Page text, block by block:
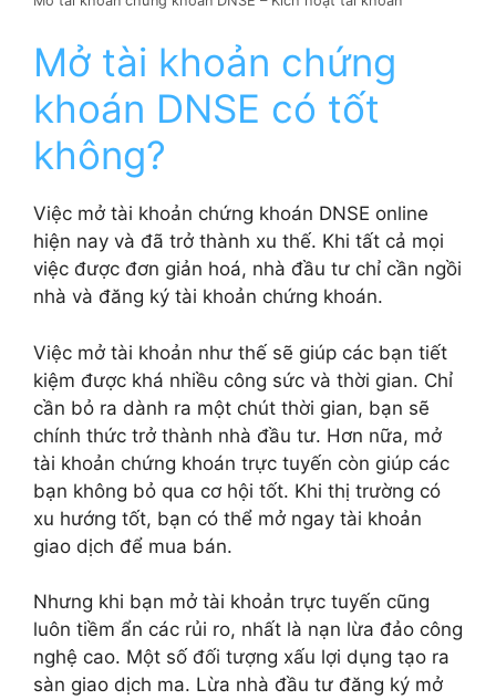
Mở tài khoản chứng
khoán DNSE có tốt
không?
Việc mở tài khoản chứng khoán DNSE online
hiện nay và đã trở thành xu thế. Khi tất cả mọi
việc được đơn giản hoá, nhà đầu tư chỉ cần ngồi
nhà và đăng ký tài khoản chứng khoán.
Việc mở tài khoản như thế sẽ giúp các bạn tiết
kiệm được khá nhiều công sức và thời gian. Chỉ
cần bỏ ra dành ra một chút thời gian, bạn sẽ
chính thức trở thành nhà đầu tư. Hơn nữa, mở
tài khoản chứng khoán trực tuyến còn giúp các
bạn không bỏ qua cơ hội tốt. Khi thị trường có
xu hướng tốt, bạn có thể mở ngay tài khoản
giao dịch để mua bán.
Nhưng khi bạn mở tài khoản trực tuyến cũng
luôn tiềm ẩn các rủi ro, nhất là nạn lừa đảo công
nghệ cao. Một số đối tượng xấu lợi dụng tạo ra
sàn giao dịch ma. Lừa nhà đầu tư đăng ký mở